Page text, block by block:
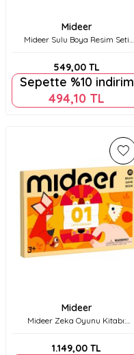
Mideer
Mideer Sulu Boya Resim Seti
549,00 TL
Sepette %10 indirim
494,10 TL
Mideer
Mideer Zeka Oyunu Kitabı:
Md3363
1.149,00 TL